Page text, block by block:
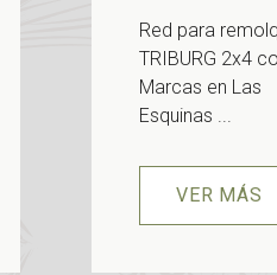
Red para
TRIBURG 2x4
Marcas en Las
Esquinas ...
VER MÁS